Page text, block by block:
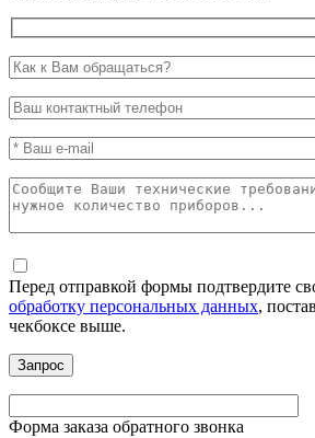
Перед отправкой формы подтвердите
обработку персональных данных,
чекбоксе выше.
Форма заказа обратного звонка